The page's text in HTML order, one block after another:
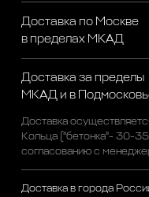
Доставка по Москве
в пределах МКАД
Доставка за пределы
МКАД и в
Доставка
Кольца ("бетонка"- 30-
согласованию с
Доставка в города